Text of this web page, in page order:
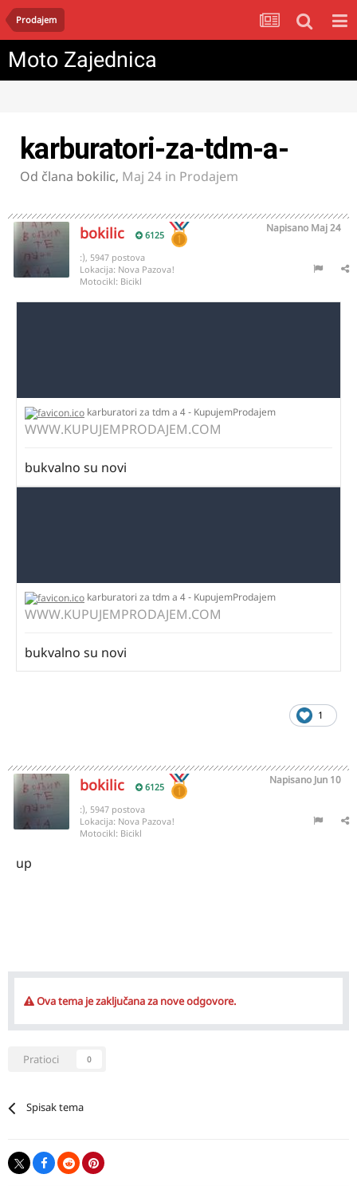
Prodajem
Moto Zajednica
karburatori-za-tdm-a-
Od člana bokilic, Maj 24 in Prodajem
bokilic 6125
Napisano Maj 24
:), 5947 postova
Lokacija: Nova Pazova!
Motocikl: Bicikl
karburatori za tdm a 4 - KupujemProdajem
WWW.KUPUJEMPRODAJEM.COM
bukvalno su novi
karburatori za tdm a 4 - KupujemProdajem
WWW.KUPUJEMPRODAJEM.COM
bukvalno su novi
1
bokilic 6125
Napisano Jun 10
:), 5947 postova
Lokacija: Nova Pazova!
Motocikl: Bicikl
up
Ova tema je zaključana za nove odgovore.
Pratioci 0
Spisak tema